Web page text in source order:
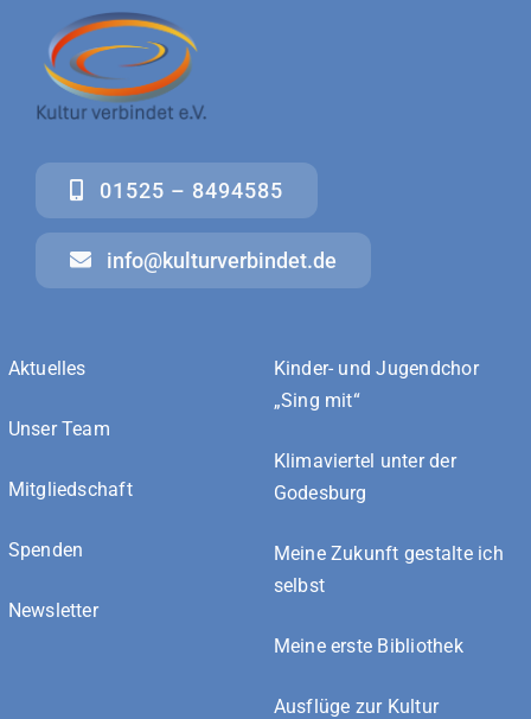
01525 – 8494585
info@kulturverbindet.de
Aktuelles
Unser Team
Mitgliedschaft
Spenden
Newsletter
Kinder- und Jugendchor
„Sing mit“
Klimaviertel unter der
Godesburg
Meine Zukunft gestalte ich
selbst
Meine erste Bibliothek
Ausflüge zur Kultur